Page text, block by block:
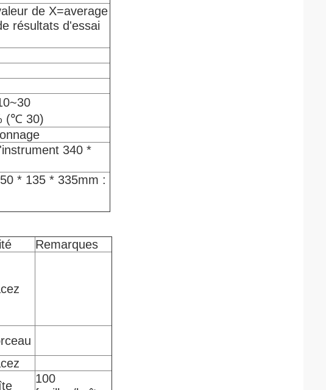
de X=average
résultats d'essai
(℃ 30)
340 *
* 135 * 335mm :
Remarques
100